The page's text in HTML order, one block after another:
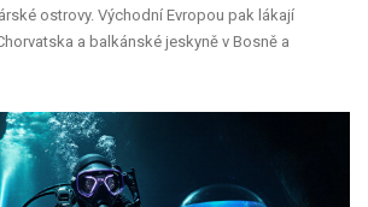
ostrovy. Východní Evropou pak lákají
a balkánské jeskyně v Bosně a